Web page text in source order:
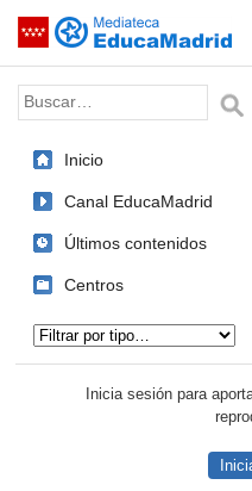
Saltar navegación
Palabra o frase:
Inicio
Canal EducaMadrid
Últimos contenidos
Centros
Inicia sesión para